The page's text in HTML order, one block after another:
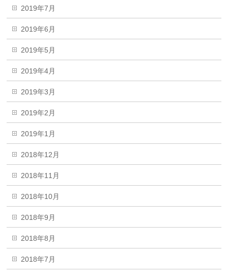
2019年7月
2019年6月
2019年5月
2019年4月
2019年3月
2019年2月
2019年1月
2018年12月
2018年11月
2018年10月
2018年9月
2018年8月
2018年7月